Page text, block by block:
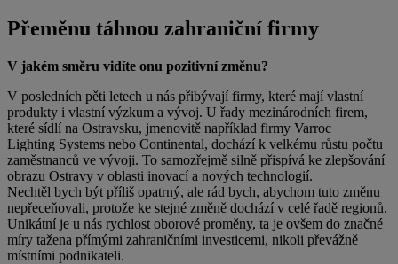
Přeměnu táhnou zahraniční firmy
V jakém směru vidíte onu pozitivní změnu?
V posledních pěti letech u nás přibývají firmy, které mají vlastní
produkty i vlastní výzkum a vývoj. U řady mezinárodních firem,
které sídlí na Ostravsku, jmenovitě například firmy Varroc
Lighting Systems nebo Continental, dochází k velkému růstu počtu
zaměstnanců ve vývoji. To samozřejmě silně přispívá ke zlepšování
obrazu Ostravy v oblasti inovací a nových technologií.
Nechtěl bych být příliš opatrný, ale rád bych, abychom tuto změnu
nepřeceňovali, protože ke stejné změně dochází v celé řadě regionů.
Unikátní je u nás rychlost oborové proměny, ta je ovšem do značné
míry tažena přímými zahraničními investicemi, nikoli převážně
místními podnikateli.